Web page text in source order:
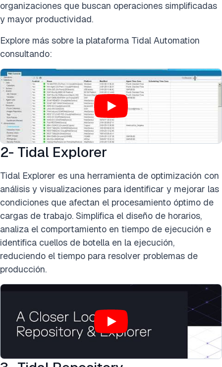
organizaciones que buscan operaciones simplificadas
y mayor productividad.
Explore más sobre la plataforma Tidal Automation
consultando:
2- Tidal Explorer
Tidal Explorer es una herramienta de optimización con
análisis y visualizaciones para identificar y mejorar las
condiciones que afectan el procesamiento óptimo de
cargas de trabajo. Simplifica el diseño de horarios,
analiza el comportamiento en tiempo de ejecución e
identifica cuellos de botella en la ejecución,
reduciendo el tiempo para resolver problemas de
producción.